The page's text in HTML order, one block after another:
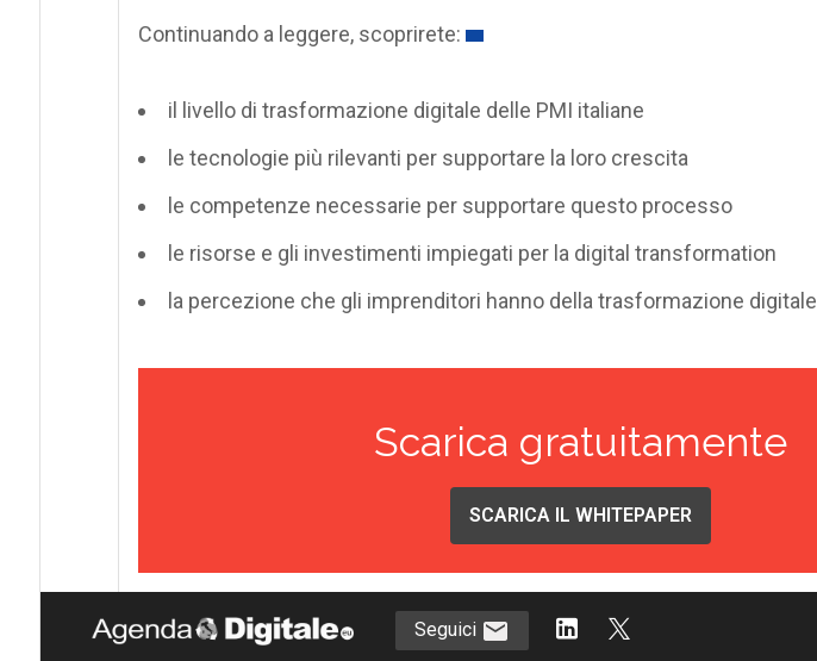
Continuando a leggere, scoprirete:
il livello di trasformazione digitale delle PMI italiane
le tecnologie più rilevanti per supportare la loro crescita
le competenze necessarie per supportare questo processo
le risorse e gli investimenti impiegati per la digital transformation
la percezione che gli imprenditori hanno della trasformazione digitale
Scarica gratuitamente
SCARICA IL WHITEPAPER
Seguici